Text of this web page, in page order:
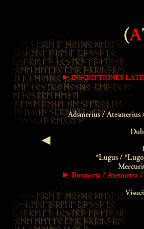
(A
◄
►INSCRIPTIONES L
Adsmerius / Atesmerius
*Lugus /
► Rosmerta / Atesmerta /